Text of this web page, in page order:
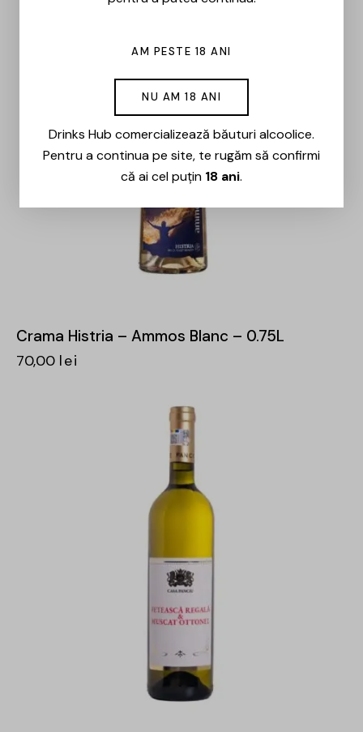
Crama Histria – Ammos Blanc – 0.75L
70,00 lei
AM PESTE 18 ANI
NU AM 18 ANI
Drinks Hub comercializează băuturi alcoolice.
Pentru a continua pe site, te rugăm să confirmi
că ai cel puțin 18 ani.